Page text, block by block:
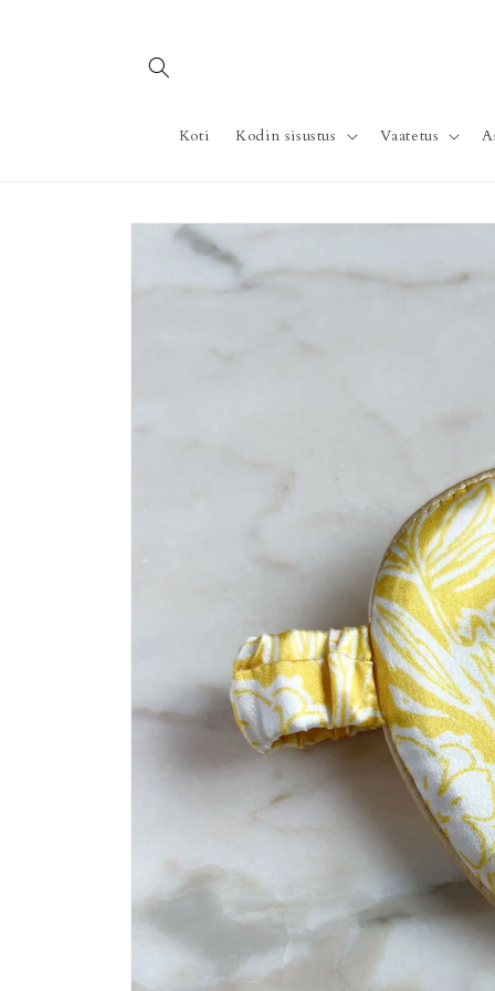
Koti Kodin sisustus Vaatetus
Siirry
tuotetietoihin